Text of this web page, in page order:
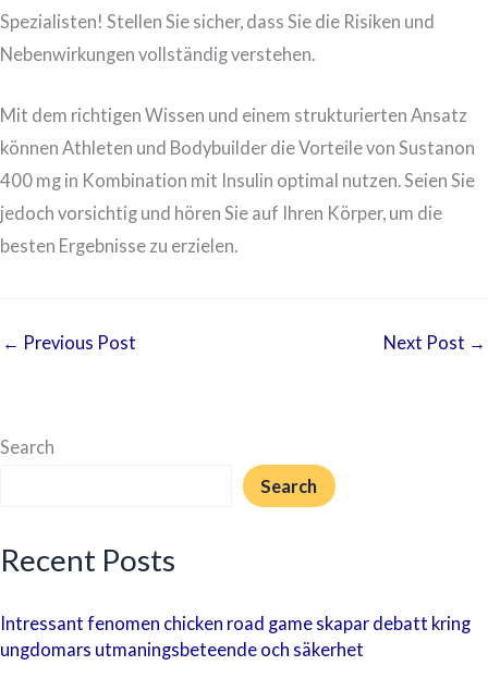
Spezialisten! Stellen Sie sicher, dass Sie die Risiken und
Nebenwirkungen vollständig verstehen.
Mit dem richtigen Wissen und einem strukturierten Ansatz
können Athleten und Bodybuilder die Vorteile von Sustanon
400 mg in Kombination mit Insulin optimal nutzen. Seien Sie
jedoch vorsichtig und hören Sie auf Ihren Körper, um die
besten Ergebnisse zu erzielen.
← Previous Post Next Post →
Search
Search
Recent Posts
Intressant fenomen chicken road game skapar debatt kring
ungdomars utmaningsbeteende och säkerhet